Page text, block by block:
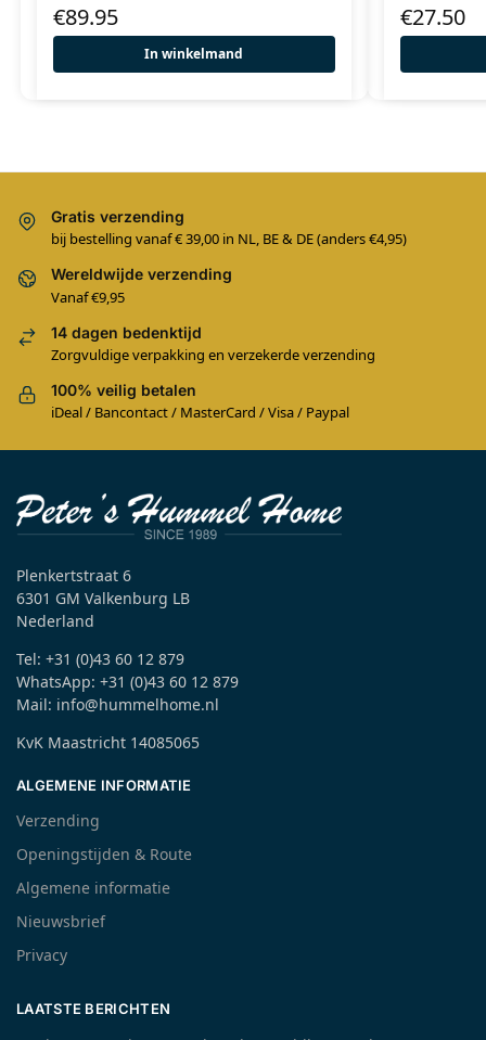
€89.95
In winkelmand
€27.50
Gratis verzending
bij bestelling vanaf € 39,00 in NL, BE & DE (anders €4,95)
Wereldwijde verzending
Vanaf €9,95
14 dagen bedenktijd
Zorgvuldige verpakking en verzekerde verzending
100% veilig betalen
iDeal / Bancontact / MasterCard / Visa / Paypal
Plenkertstraat 6
6301 GM Valkenburg LB
Nederland
Tel: +31 (0)43 60 12 879
WhatsApp: +31 (0)43 60 12 879
Mail: info@hummelhome.nl
KvK Maastricht 14085065
ALGEMENE INFORMATIE
Verzending
Openingstijden & Route
Algemene informatie
Nieuwsbrief
Privacy
LAATSTE BERICHTEN